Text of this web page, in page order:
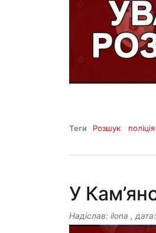
Теги Розшук поліція
У
Надіслав: ilona , дата: